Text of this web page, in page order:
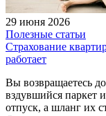
29 июня 2026
Полезные статьи
Страхование
работает
Вы возвращаетесь
вздувшийся паркет
отпуск, а шланг их